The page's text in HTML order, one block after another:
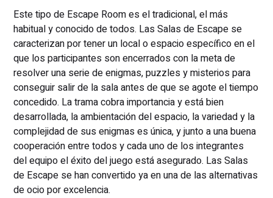
Este tipo de Escape Room es el tradicional, el más
habitual y conocido de todos. Las Salas de Escape se
caracterizan por tener un local o espacio específico en el
que los participantes son encerrados con la meta de
resolver una serie de enigmas, puzzles y misterios para
conseguir salir de la sala antes de que se agote el tiempo
concedido. La trama cobra importancia y está bien
desarrollada, la ambientación del espacio, la variedad y la
complejidad de sus enigmas es única, y junto a una buena
cooperación entre todos y cada uno de los integrantes
del equipo el éxito del juego está asegurado. Las Salas
de Escape se han convertido ya en una de las alternativas
de ocio por excelencia.